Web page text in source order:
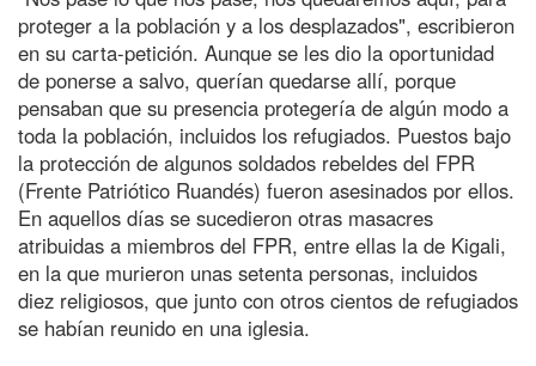
proteger a la población y a los desplazados", escribieron
en su carta-petición. Aunque se les dio la oportunidad
de ponerse a salvo, querían quedarse allí, porque
pensaban que su presencia protegería de algún modo a
toda la población, incluidos los refugiados. Puestos bajo
la protección de algunos soldados rebeldes del FPR
(Frente Patriótico Ruandés) fueron asesinados por ellos.
En aquellos días se sucedieron otras masacres
atribuidas a miembros del FPR, entre ellas la de Kigali,
en la que murieron unas setenta personas, incluidos
diez religiosos, que junto con otros cientos de refugiados
se habían reunido en una iglesia.